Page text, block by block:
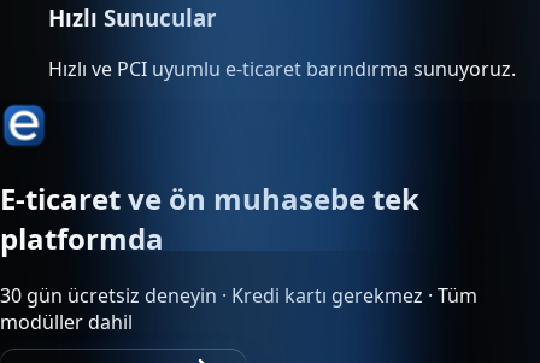
Hızlı Sunucular
Hızlı ve PCI uyumlu e-ticaret barındırma sunuyoruz.
E-ticaret ve ön muhasebe tek
platformda
30 gün ücretsiz deneyin · Kredi kartı gerekmez · Tüm
modüller dahil